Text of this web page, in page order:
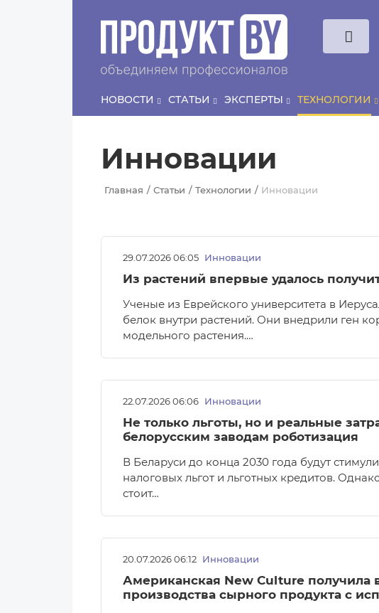
НОВОСТИ СТАТЬИ ЭКСПЕРТЫ ТЕХНОЛОГИИ
Инновации
Главная Статьи Технологии Инновации
29.07.2026 06:05 Инновации
Из растений впервые удалось
Ученые из Еврейского университета в
белок внутри растений. Они внедрили ген
модельного растения.…
22.07.2026 06:06 Инновации
Не только льготы, но и реальные
белорусским заводам роботизация
В Беларуси до конца 2030 года будут
налоговых льгот и льготных кредитов.
стоит…
20.07.2026 06:12 Инновации
Американская New Culture получила
производства сырного продукта с